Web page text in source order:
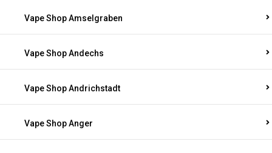
Vape Shop Amselgraben
Vape Shop Andechs
Vape Shop Andrichstadt
Vape Shop Anger